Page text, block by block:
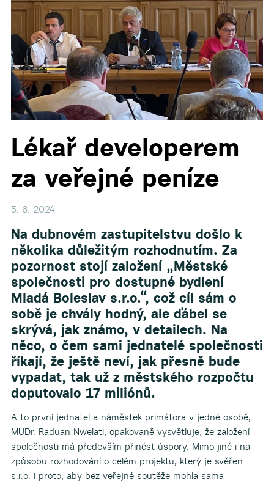
Lékař developerem
za veřejné peníze
5. 6. 2024
Na dubnovém zastupitelstvu došlo k
několika důležitým rozhodnutím. Za
pozornost stojí založení „Městské
společnosti pro dostupné bydlení
Mladá Boleslav s.r.o.“, což cíl sám o
sobě je chvály hodný, ale ďábel se
skrývá, jak známo, v detailech. Na
něco, o čem sami jednatelé společnosti
říkají, že ještě neví, jak přesně bude
vypadat, tak už z městského rozpočtu
doputovalo 17 miliónů.
A to první jednatel a náměstek primátora v jedné osobě,
MUDr. Raduan Nwelati, opakovaně vysvětluje, že založení
společnosti má především přinést úspory. Mimo jiné i na
způsobu rozhodování o celém projektu, který je svěřen
s.r.o. i proto, aby bez veřejné soutěže mohla sama